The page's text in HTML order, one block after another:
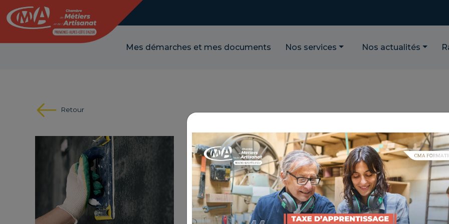
Mes démarches et mes documents Nos services Nos actualités
Retour
MAÎTRISEZ LE TRAITEMENT DES
RÉFÉRENCE : 3.5.42
THÉMATIQUE : BIEN GÉRER MON ACTIVITÉ
Panneau de gestion des cookies